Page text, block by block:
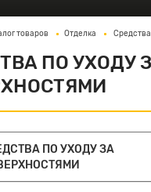
товаров Отделка
ПО УХОДУ
ПО УХОДУ ЗА